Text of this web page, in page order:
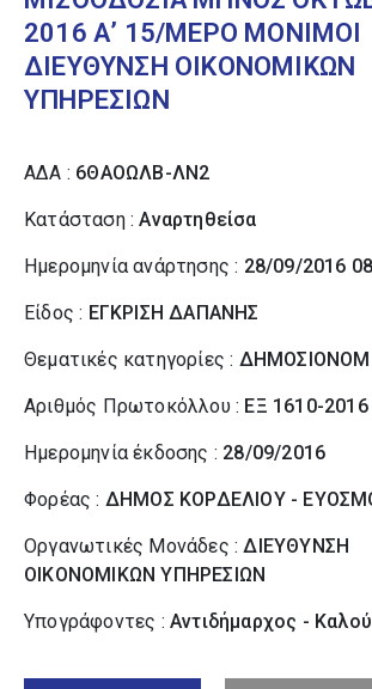
2016 Α’ 15/ΜΕΡΟ ΜΟΝΙΜΟΙ
ΔΙΕΥΘΥΝΣΗ ΟΙΚΟΝΟΜΙΚΩΝ
ΥΠΗΡΕΣΙΩΝ
ΑΔΑ : 6ΘΑΟΩΛΒ-ΛΝ2
Κατάσταση :Αναρτηθείσα
Ημερομηνία ανάρτησης : 28/09/2016
Είδος : ΕΓΚΡΙΣΗ ΔΑΠΑΝΗΣ
Θεματικές κατηγορίες :
Αριθμός Πρωτοκόλλου : ΕΞ 1610-2016
Ημερομηνία έκδοσης : 28/09/2016
Φορέας : ΔΗΜΟΣ ΚΟΡΔΕΛΙΟΥ -
Οργανωτικές Μονάδες :ΔΙΕΥΘΥΝΣΗ
ΟΙΚΟΝΟΜΙΚΩΝ ΥΠΗΡΕΣΙΩΝ
Υπογράφοντες : Αντιδήμαρχος -